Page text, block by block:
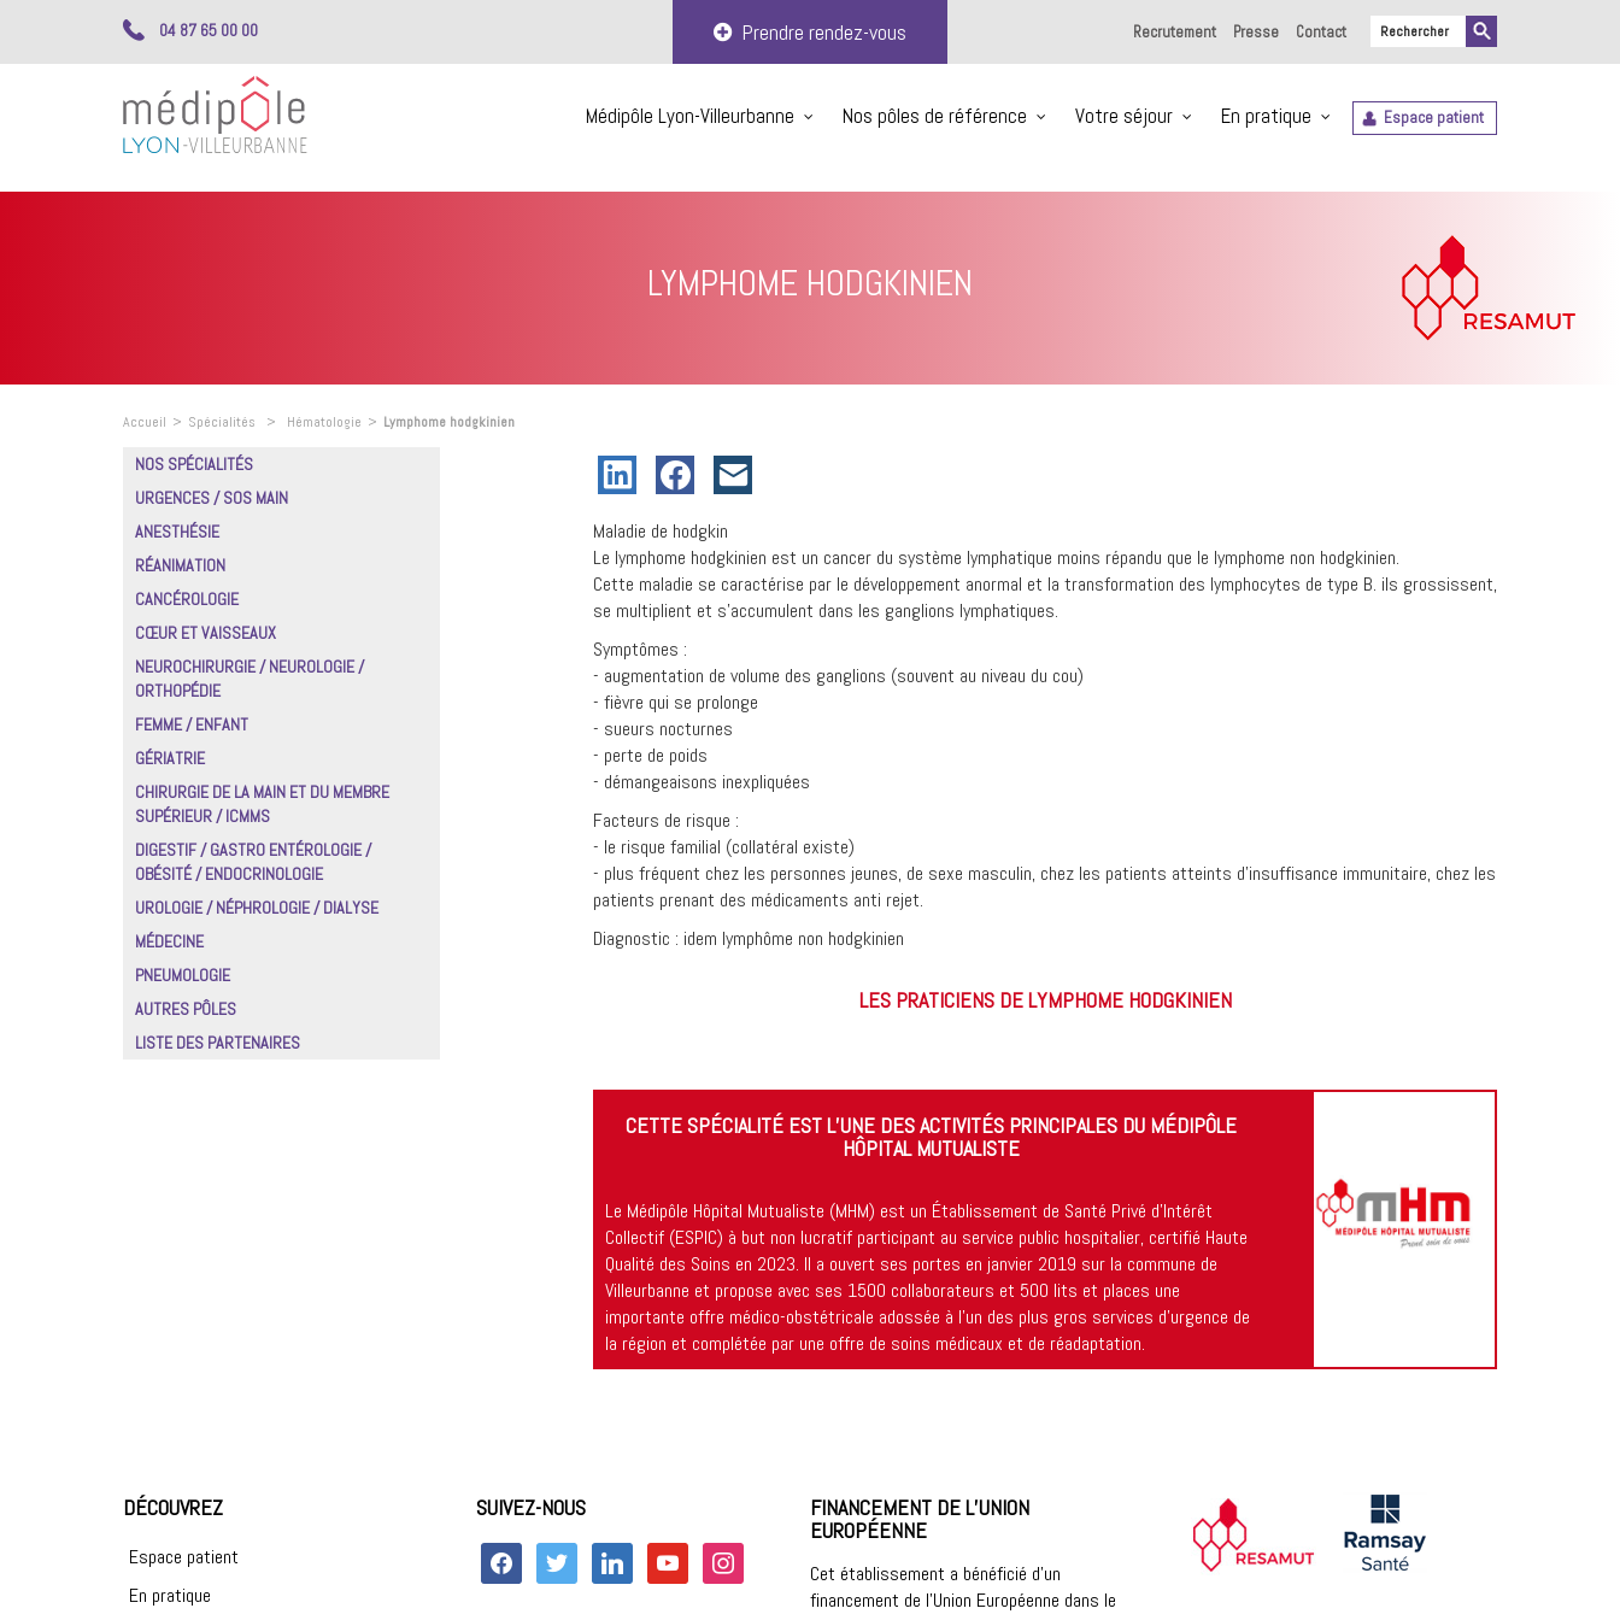
04 87 65 00 00 Prendre rendez-vous Recrutement Presse Contact
Médipôle Lyon-Villeurbanne Nos pôles de référence Votre séjour En pratique Espace patient
LYMPHOME HODGKINIEN
Accueil > Spécialités > Hématologie > Lymphome hodgkinien
NOS SPÉCIALITÉS
URGENCES / SOS MAIN
ANESTHÉSIE
RÉANIMATION
CANCÉROLOGIE
CŒUR ET VAISSEAUX
NEUROCHIRURGIE / NEUROLOGIE /
ORTHOPÉDIE
FEMME / ENFANT
GÉRIATRIE
CHIRURGIE DE LA MAIN ET DU MEMBRE
SUPÉRIEUR / ICMMS
DIGESTIF / GASTRO ENTÉROLOGIE /
OBÉSITÉ / ENDOCRINOLOGIE
UROLOGIE / NÉPHROLOGIE / DIALYSE
MÉDECINE
PNEUMOLOGIE
AUTRES PÔLES
LISTE DES PARTENAIRES
Maladie de hodgkin
Le lymphome hodgkinien est un cancer du système lymphatique moins répandu que le lymphome non hodgkinien.
Cette maladie se caractérise par le développement anormal et la transformation des lymphocytes de type B. ils grossissent,
se multiplient et s'accumulent dans les ganglions lymphatiques.
Symptômes :
- augmentation de volume des ganglions (souvent au niveau du cou)
- fièvre qui se prolonge
- sueurs nocturnes
- perte de poids
- démangeaisons inexpliquées
Facteurs de risque :
- le risque familial (collatéral existe)
- plus fréquent chez les personnes jeunes, de sexe masculin, chez les patients atteints d'insuffisance immunitaire, chez les
patients prenant des médicaments anti rejet.
Diagnostic : idem lymphôme non hodgkinien
LES PRATICIENS DE LYMPHOME HODGKINIEN
CETTE SPÉCIALITÉ EST L’UNE DES ACTIVITÉS PRINCIPALES DU MÉDIPÔLE
HÔPITAL MUTUALISTE
Le Médipôle Hôpital Mutualiste (MHM) est un Établissement de Santé Privé d’Intérêt
Collectif (ESPIC) à but non lucratif participant au service public hospitalier, certifié Haute
Qualité des Soins en 2023. Il a ouvert ses portes en janvier 2019 sur la commune de
Villeurbanne et propose avec ses 1500 collaborateurs et 500 lits et places une
importante offre médico-obstétricale adossée à l’un des plus gros services d’urgence de
la région et complétée par une offre de soins médicaux et de réadaptation.
DÉCOUVREZ
Espace patient
En pratique
SUIVEZ-NOUS
facebook twitter linkedin youtube instagram
FINANCEMENT DE L’UNION
EUROPÉENNE
Cet établissement a bénéficié d’un
financement de l’Union Européenne dans le